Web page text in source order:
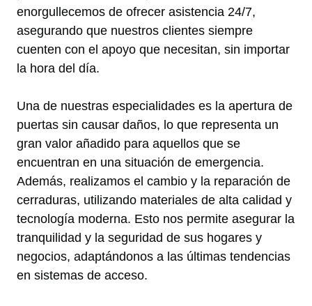
enorgullecemos de ofrecer asistencia 24/7,
asegurando que nuestros clientes siempre
cuenten con el apoyo que necesitan, sin importar
la hora del día.
Una de nuestras especialidades es la apertura de
puertas sin causar daños, lo que representa un
gran valor añadido para aquellos que se
encuentran en una situación de emergencia.
Además, realizamos el cambio y la reparación de
cerraduras, utilizando materiales de alta calidad y
tecnología moderna. Esto nos permite asegurar la
tranquilidad y la seguridad de sus hogares y
negocios, adaptándonos a las últimas tendencias
en sistemas de acceso.